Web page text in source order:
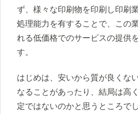
ず、様々な印刷物を印刷し印刷
処理能力を有することで、この
れる低価格でのサービスの提供
す。
はじめは、安いから質が良くな
なることがあったり、結局は高
定ではないのかと思うところで